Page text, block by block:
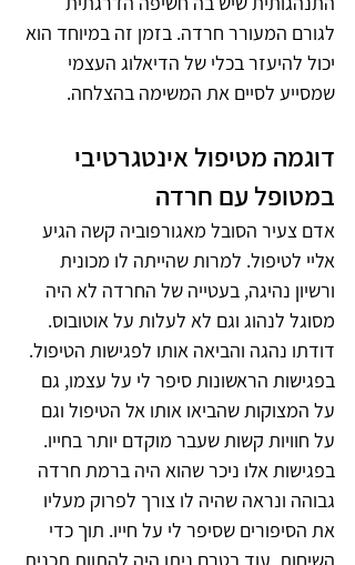
לגורם המעורר חרדה. בזמן זה במיוחד הוא
יכול להיעזר בכלי של הדיאלוג העצמי
שמסייע לסיים את המשימה בהצלחה.
דוגמה מטיפול אינטגרטיבי
במטופל עם חרדה
אדם צעיר הסובל מאגורפוביה קשה הגיע
אליי לטיפול. למרות שהייתה לו מכונית
ורשיון נהיגה, בעטייה של החרדה לא היה
מסוגל לנהוג וגם לא לעלות על אוטובוס.
דודתו נהגה והביאה אותו לפגישות הטיפול.
בפגישות הראשונות סיפר לי על עצמו, גם
על המצוקות שהביאו אותו אל הטיפול וגם
על חוויות קשות שעבר מוקדם יותר בחייו.
בפגישות אלו ניכר שהוא היה ברמת חרדה
גבוהה ונראה שהיה לו צורך לפרוק מעליו
את הסיפורים שסיפר לי על חייו. תוך כדי
השיחות, עוד בטרם ניתן היה להתוות תכנית